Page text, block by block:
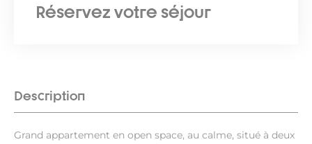
Description
Grand appartement en open space, au calme, situé à deux
Réservez votre séjour